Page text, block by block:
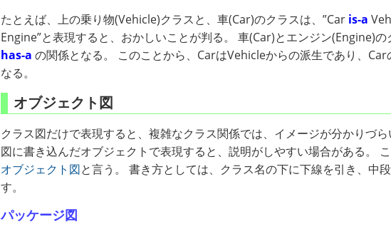
たとえば、上の乗り物(Vehicle)クラスと、車(Car)のクラスは、”Car is-a
Engine”と表現すると、おかしいことが判る。 車(Car)とエンジン(Engine)の
has-a の関係となる。 このことから、CarはVehicleからの派生であり、
なる。
オブジェクト図
クラス図だけで表現すると、複雑なクラス関係では、イメージが分かりづ
図に書き込んだオブジェクトで表現すると、説明がしやすい場合がある。
オブジェクト図と言う。 書き方としては、クラス名の下に下線を引き、中
す。
パッケージ図